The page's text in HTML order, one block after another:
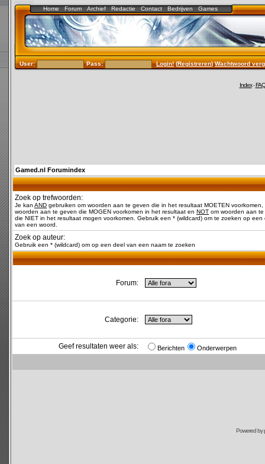
Home Forum Archief Redactie Contact Bedrijven Games
User: Pass: Login!(Registreren)Wachtwoord
Index-FAQ
Gamed.nl Forumindex
Zoek op trefwoorden:
Je kan AND gebruiken om woorden aan te geven die in het resultaat MOETEN voorkomen,
woorden aan te geven die MOGEN voorkomen in het resultaat en NOT om woorden aan
die NIET in het resultaat mogen voorkomen. Gebruik een * (wildcard) om te zoeken op een
van een woord.
Zoek op auteur:
Gebruik een * (wildcard) om op een deel van een naam te zoeken
Forum:
Categorie:
Geef resultaten weer als: Berichten Onderwerpen
Powered by